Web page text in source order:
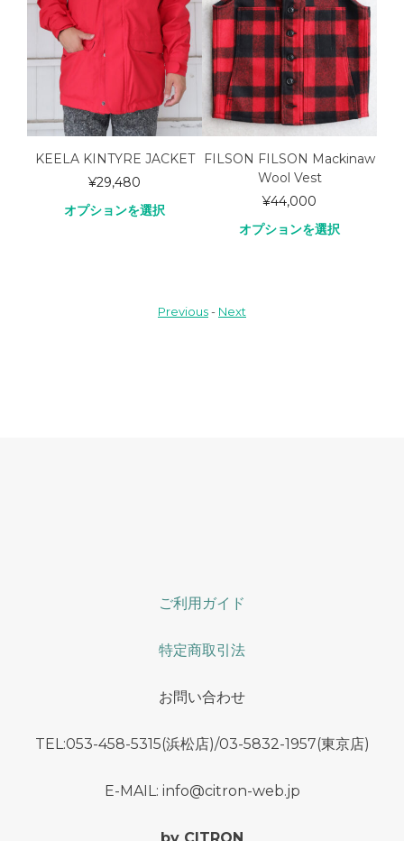
KEELA KINTYRE JACKET
¥29,480
オプションを選択
FILSON FILSON Mackinaw
Wool Vest
¥44,000
オプションを選択
Previous- Next
ご利用ガイド
特定商取引法
お問い合わせ
TEL:053-458-5315(浜松店)/03-5832-1957(東京店)
E-MAIL: info@citron-web.jp